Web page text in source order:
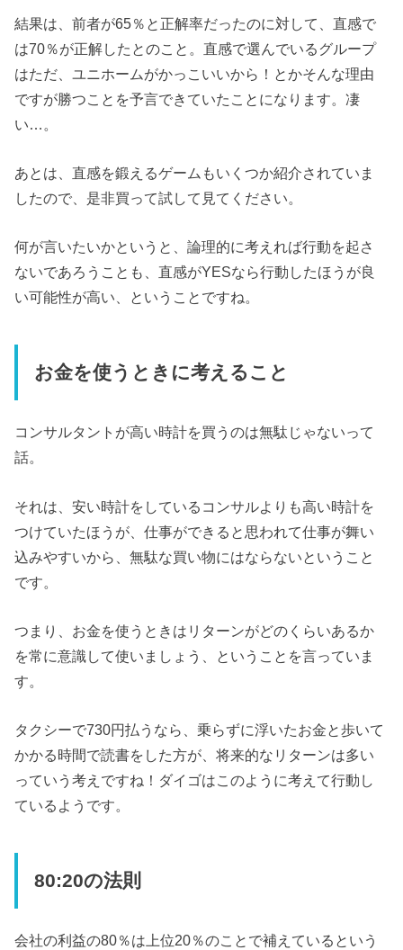
結果は、前者が65％と正解率だったのに対して、直感で
は70％が正解したとのこと。直感で選んでいるグループ
はただ、ユニホームがかっこいいから！とかそんな理由
ですが勝つことを予言できていたことになります。凄
い…。
あとは、直感を鍛えるゲームもいくつか紹介されていま
したので、是非買って試して見てください。
何が言いたいかというと、論理的に考えれば行動を起さ
ないであろうことも、直感がYESなら行動したほうが良
い可能性が高い、ということですね。
お金を使うときに考えること
コンサルタントが高い時計を買うのは無駄じゃないって
話。
それは、安い時計をしているコンサルよりも高い時計を
つけていたほうが、仕事ができると思われて仕事が舞い
込みやすいから、無駄な買い物にはならないということ
です。
つまり、お金を使うときはリターンがどのくらいあるか
を常に意識して使いましょう、ということを言っていま
す。
タクシーで730円払うなら、乗らずに浮いたお金と歩いて
かかる時間で読書をした方が、将来的なリターンは多い
っていう考えですね！ダイゴはこのように考えて行動し
ているようです。
80:20の法則
会社の利益の80％は上位20％のことで補えているという